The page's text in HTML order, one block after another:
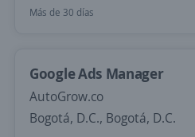
Más de 30 días
Google Ads Manager
AutoGrow.co
Bogotá, D.C., Bogotá, D.C.